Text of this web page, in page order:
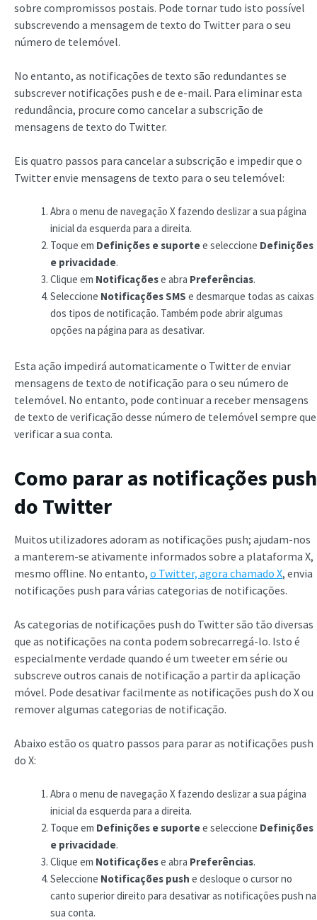
sobre compromissos postais. Pode tornar tudo isto possível
subscrevendo a mensagem de texto do Twitter para o seu
número de telemóvel.
No entanto, as notificações de texto são redundantes se
subscrever notificações push e de e-mail. Para eliminar esta
redundância, procure como cancelar a subscrição de
mensagens de texto do Twitter.
Eis quatro passos para cancelar a subscrição e impedir que o
Twitter envie mensagens de texto para o seu telemóvel:
Abra o menu de navegação X fazendo deslizar a sua página
inicial da esquerda para a direita.
Toque em Definições e suportee seleccione Definições
e privacidade.
Clique em Notificaçõese abra Preferências.
Seleccione Notificações SMS e desmarque todas as caixas
dos tipos de notificação. Também pode abrir algumas
opções na página para as desativar.
Esta ação impedirá automaticamente o Twitter de enviar
mensagens de texto de notificação para o seu número de
telemóvel. No entanto, pode continuar a receber mensagens
de texto de verificação desse número de telemóvel sempre que
verificar a sua conta.
Como parar as notificações push
do Twitter
Muitos utilizadores adoram as notificações push; ajudam-nos
a manterem-se ativamente informados sobre a plataforma X,
mesmo offline. No entanto, o Twitter, agora chamado X, envia
notificações push para várias categorias de notificações.
As categorias de notificações push do Twitter são tão diversas
que as notificações na conta podem sobrecarregá-lo. Isto é
especialmente verdade quando é um tweeter em série ou
subscreve outros canais de notificação a partir da aplicação
móvel. Pode desativar facilmente as notificações push do X ou
remover algumas categorias de notificação.
Abaixo estão os quatro passos para parar as notificações push
do X:
Abra o menu de navegação X fazendo deslizar a sua página
inicial da esquerda para a direita.
Toque em Definições e suportee seleccione Definições
e privacidade.
Clique em Notificaçõese abra Preferências.
Seleccione Notificações push e desloque o cursor no
canto superior direito para desativar as notificações push na
sua conta.